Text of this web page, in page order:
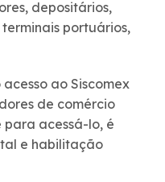
depositários,
portuários,
ao Siscomex
de comércio
para acessá-lo, é
e habilitação